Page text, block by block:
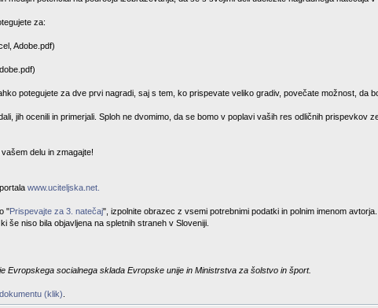
za:
Adobe.pdf)
potegujete za dve prvi nagradi, saj s tem, ko prispevate veliko gradiv, povečate možnost, da
jih ocenili in primerjali. Sploh ne dvomimo, da se bomo v poplavi vaših res odličnih prispevkov
delu in zmagajte!
www.uciteljska.net.
"Prispevajte za 3. natečaj", izpolnite obrazec z vsemi potrebnimi podatki in polnim imenom
še niso bila objavljena na spletnih straneh v Sloveniji.
Evropskega socialnega sklada Evropske unije in Ministrstva za šolstvo in šport.
(klik)